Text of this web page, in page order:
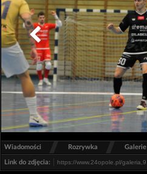
Wiadomości / Rozrywka / Galerie
Link do zdjęcia: